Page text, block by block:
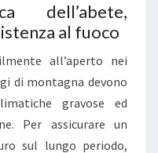
dell’abete,
al fuoco
all’aperto nei
di montagna devono
gravose ed
Per assicurare un
sul lungo periodo,